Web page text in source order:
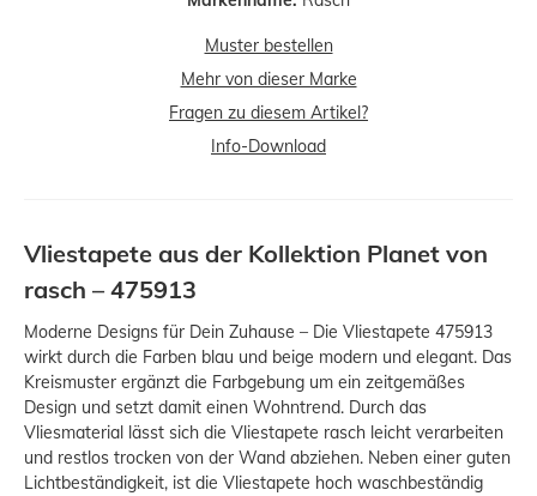
Muster bestellen
Mehr von dieser Marke
Fragen zu diesem Artikel?
Info-Download
Vliestapete aus der Kollektion Planet von
rasch – 475913
Moderne Designs für Dein Zuhause – Die Vliestapete 475913
wirkt durch die Farben blau und beige modern und elegant. Das
Kreismuster ergänzt die Farbgebung um ein zeitgemäßes
Design und setzt damit einen Wohntrend. Durch das
Vliesmaterial lässt sich die Vliestapete rasch leicht verarbeiten
und restlos trocken von der Wand abziehen. Neben einer guten
Lichtbeständigkeit, ist die Vliestapete hoch waschbeständig